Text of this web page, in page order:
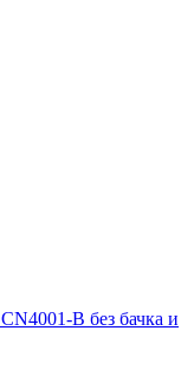
B без бачка и